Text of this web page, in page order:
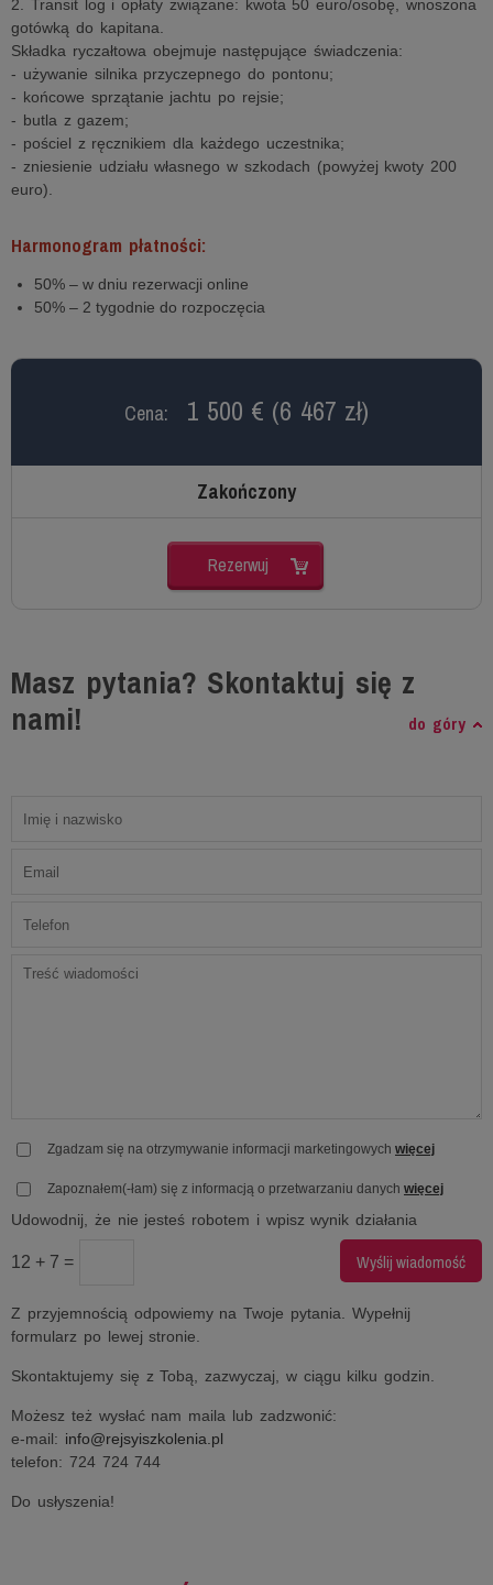
2. Transit log i opłaty związane: kwota 50 euro/osobę, wnoszona
gotówką do kapitana.
Składka ryczałtowa obejmuje następujące świadczenia:
- używanie silnika przyczepnego do pontonu;
- końcowe sprzątanie jachtu po rejsie;
- butla z gazem;
- pościel z ręcznikiem dla każdego uczestnika;
- zniesienie udziału własnego w szkodach (powyżej kwoty 200
euro).
Harmonogram płatności:
50% – w dniu rezerwacji online
50% – 2 tygodnie do rozpoczęcia
Cena: 1 500 € (6 467 zł)
Zakończony
Rezerwuj
Masz pytania? Skontaktuj się z
nami!
do góry
Zgadzam się na otrzymywanie informacji marketingowych więcej
Zapoznałem(-łam) się z informacją o przetwarzaniu danych więcej
Udowodnij, że nie jesteś robotem i wpisz wynik działania
12 + 7 =
Z przyjemnością odpowiemy na Twoje pytania. Wypełnij
formularz po lewej stronie.
Skontaktujemy się z Tobą, zazwyczaj, w ciągu kilku godzin.
Możesz też wysłać nam maila lub zadzwonić:
e-mail: info@rejsyiszkolenia.pl
telefon: 724 724 744
Do usłyszenia!